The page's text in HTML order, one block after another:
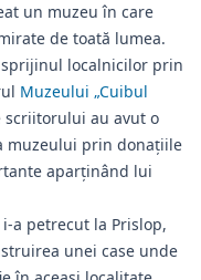
un muzeu în care
de toată lumea.
localnicilor prin
Muzeului „Cuibul
scriitorului au avut o
muzeului prin donațiile
aparținând lui
a petrecut la Prislop,
unei case unde